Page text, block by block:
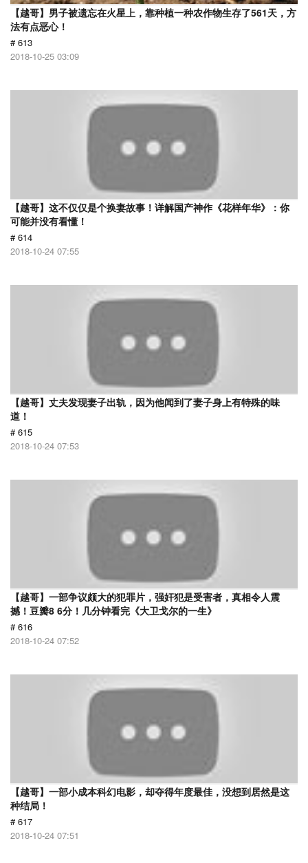
【越哥】男子被遗忘在火星上，靠种植一种农作物生存了561天，方
法有点恶心！
# 613
2018-10-25 03:09
【越哥】这不仅仅是个换妻故事！详解国产神作《花样年华》：你
可能并没有看懂！
# 614
2018-10-24 07:55
【越哥】丈夫发现妻子出轨，因为他闻到了妻子身上有特殊的味
道！
# 615
2018-10-24 07:53
【越哥】一部争议颇大的犯罪片，强奸犯是受害者，真相令人震
撼！豆瓣8 6分！几分钟看完《大卫戈尔的一生》
# 616
2018-10-24 07:52
【越哥】一部小成本科幻电影，却夺得年度最佳，没想到居然是这
种结局！
# 617
2018-10-24 07:51